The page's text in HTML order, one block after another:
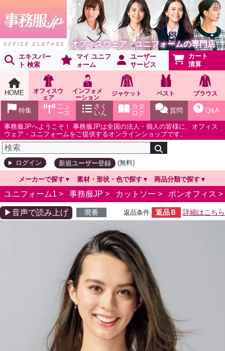
オフィスウェア・ユニフォームの専門店
エキスパー
ト 検索
マイ ユニフ
ォーム
ユーザー
サービス
カート
清算
HOME
オフィスウ
ェア
インフォメ
ーション
ショールー
ム
ジャケット ベスト ブラウス
Q&A
質問
カタ
ログ
さく
いん
ニュ
ース
特集
事務服JPへようこそ！ 事務服JPは全国の法人・個人の皆様に、オフィス
ウェア・ユニフォームをご提供するオンラインショップです。
ログイン 新規ユーザー登録 (無料)
メーカーで探す 素材・形状・色で探す 商品分類で探す
ユニフォーム1 > 事務服JP > カットソー > ボンオフィス >
▶音声で読み上げ 廃番 返品条件 返品Ｂ 詳細はこちら